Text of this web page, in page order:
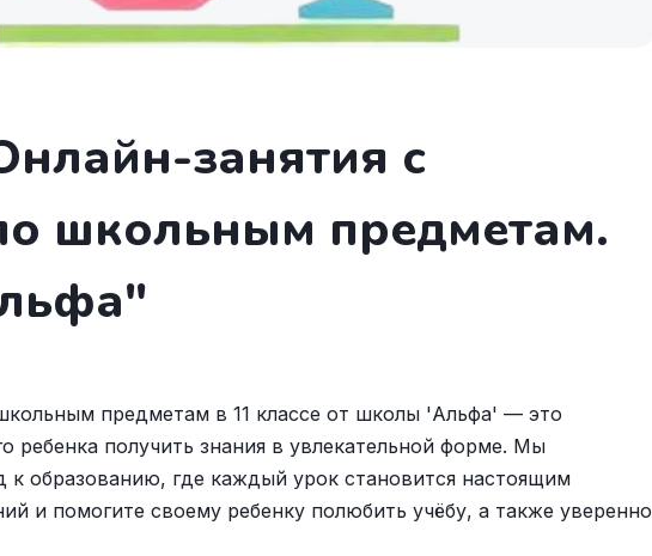
занятия с
школьным предметам.
предметам в 11 классе от школы 'Альфа' — это
ребенка получить знания в увлекательной форме. Мы
образованию, где каждый урок становится настоящим
и помогите своему ребенку полюбить учёбу, а также уверенно